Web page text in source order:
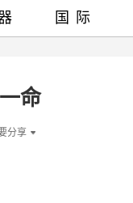
命
分享
国际